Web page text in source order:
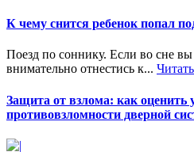
К чему снится ребенок попал
Поезд по соннику. Если во сне вы
внимательно отнестись к...
Защита от взлома: как оценить
противовзломности дверной